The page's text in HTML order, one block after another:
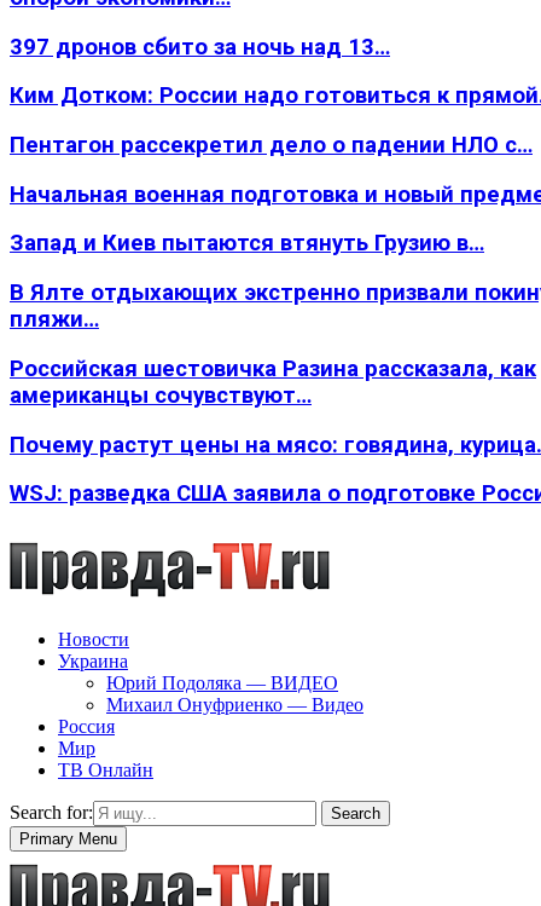
397 дронов сбито за ночь над 13…
Ким Дотком: России надо готовиться к
Пентагон рассекретил дело о падении НЛО с…
Начальная военная подготовка и новый
Запад и Киев пытаются втянуть Грузию в…
В Ялте отдыхающих экстренно призвали
пляжи…
Российская шестовичка Разина рассказала, как
американцы сочувствуют…
Почему растут цены на мясо: говядина,
WSJ: разведка США заявила о подготовке
Новости
Украина
Юрий Подоляка — ВИДЕО
Михаил Онуфриенко — Видео
Россия
Мир
ТВ Онлайн
Search for:
Search
Primary Menu